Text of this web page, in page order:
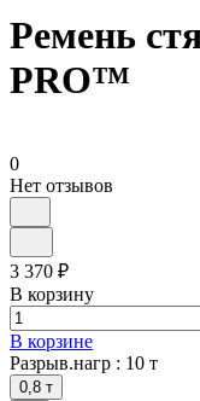
Ремень
PRO™
0
Нет отзывов
3 370 ₽
В корзину
В корзине
Разрыв.нагр : 10 т
0,8 т